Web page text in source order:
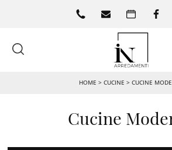
HOME > CUCINE > CUCINE
Cucine